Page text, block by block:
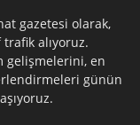
gazetesi olarak,
alıyoruz.
gelişmelerini, en
günün